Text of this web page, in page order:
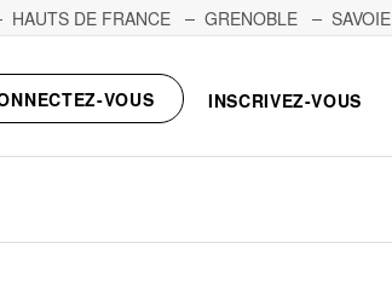
HAUTS DE FRANCE GRENOBLE
SAVOIE
VOUS INSCRIVEZ-VOUS